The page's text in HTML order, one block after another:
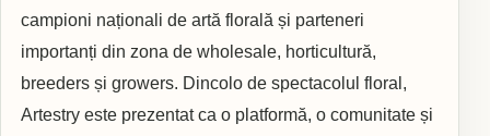
campioni naționali de artă florală și parteneri
importanți din zona de wholesale, horticultură,
breeders și growers. Dincolo de spectacolul floral,
Artestry este prezentat ca o platformă, o comunitate și